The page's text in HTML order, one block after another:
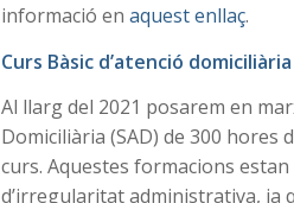
informació en aquest enllaç.
Curs Bàsic d’atenció domiciliària
Al llarg del 2021 posarem en
Domiciliària (SAD) de 300 hores
curs. Aquestes formacions
d’irregularitat administrativa, ja